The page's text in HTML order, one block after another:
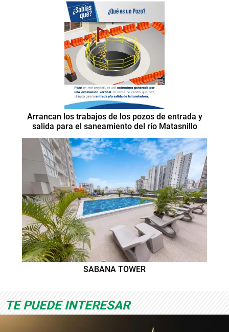
Arrancan los trabajos de los pozos de entrada y
salida para el saneamiento del río Matasnillo
SABANA TOWER
TE PUEDE INTERESAR